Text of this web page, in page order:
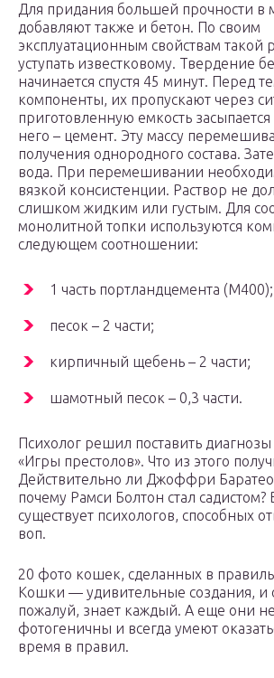
Для придания большей прочности в
добавляют также и бетон. По своим
эксплуатационным свойствам такой
уступать известковому. Твердение
начинается спустя 45 минут. Перед
компоненты, их пропускают через
приготовленную емкость
него – цемент. Эту массу
получения однородного состава.
вода. При перемешивании
вязкой консистенции. Раствор не
слишком жидким или густым. Для
монолитной топки используются
следующем соотношении:
1 часть портландцемента (М400);
песок – 2 части;
кирпичный щебень – 2 части;
шамотный песок – 0,3 части.
Психолог решил поставить
«Игры престолов». Что из этого
Действительно ли Джоффри
почему Рамси Болтон стал садистом?
существует психологов, способных
воп.
20 фото кошек, сделанных в
Кошки — удивительные создания, и
пожалуй, знает каждый. А еще они
фотогеничны и всегда умеют
время в правил.